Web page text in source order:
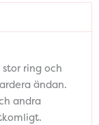
ring och
ändan.
andra